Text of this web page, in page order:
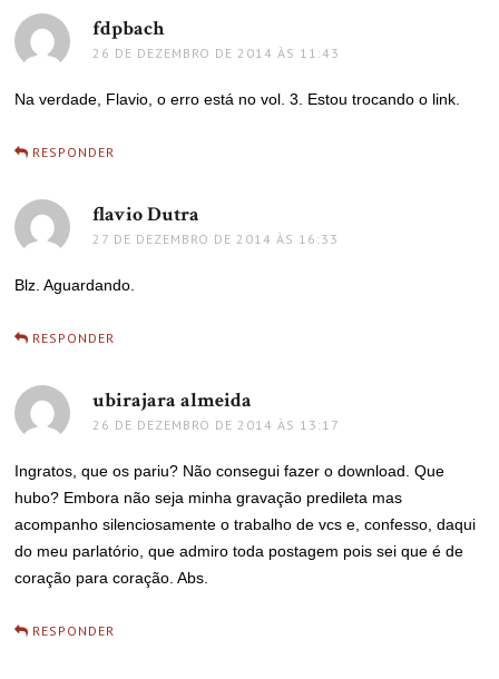
fdpbachdisse:
26 DE DEZEMBRO DE 2014 ÀS 11:43
Na verdade, Flavio, o erro está no vol. 3. Estou trocando o link.
RESPONDER
flavio Dutra
27 DE DEZEMBRO DE 2014 ÀS 16:33
Blz. Aguardando.
RESPONDER
ubirajara almeida
26 DE DEZEMBRO DE 2014 ÀS 13:17
Ingratos, que os pariu? Não consegui fazer o download. Que
hubo? Embora não seja minha gravação predileta mas
acompanho silenciosamente o trabalho de vcs e, confesso, daqui
do meu parlatório, que admiro toda postagem pois sei que é de
coração para coração. Abs.
RESPONDER